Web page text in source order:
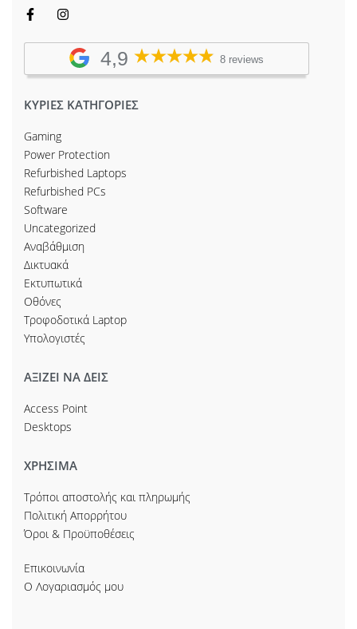
4,9 8 reviews
ΚΥΡΙΕΣ ΚΑΤΗΓΟΡΙΕΣ
Gaming
Power Protection
Refurbished Laptops
Refurbished PCs
Software
Uncategorized
Αναβάθμιση
Δικτυακά
Εκτυπωτικά
Οθόνες
Τροφοδοτικά Laptop
Υπολογιστές
ΑΞΙΖΕΙ ΝΑ ΔΕΙΣ
Access Point
Desktops
ΧΡΗΣΙΜΑ
Τρόποι αποστολής και πληρωμής
Πολιτική Απορρήτου
Όροι & Προϋποθέσεις
Επικοινωνία
Ο Λογαριασμός μου